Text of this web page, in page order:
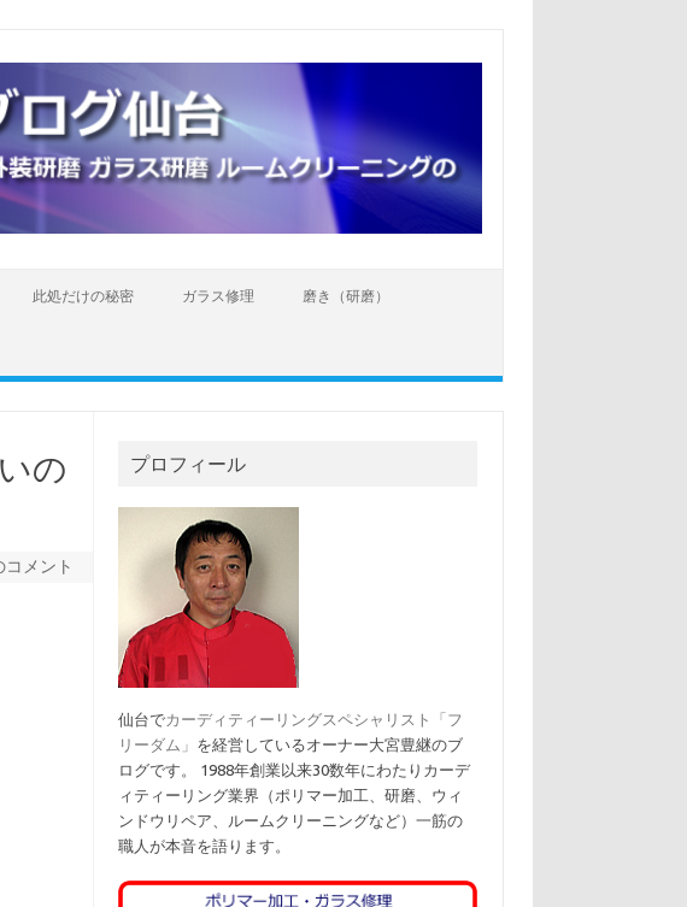
此処だけの秘密 ガラス修理 磨き（研磨）
の
コメント
プロフィール
仙台でカーディティーリングスペシャリスト「フ
リーダム」 を経営しているオーナー大宮豊継のブ
ログです。 1988年創業以来30数年にわたりカーデ
ィティーリング業界（ポリマー加工、研磨、ウィ
ンドウリペア、ルームクリーニングなど）一筋の
職人が本音を語ります。